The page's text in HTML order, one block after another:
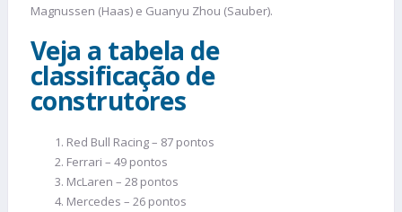
Magnussen (Haas) e Guanyu Zhou (Sauber).
Veja a tabela de
classificação de
construtores
Red Bull Racing – 87 pontos
Ferrari – 49 pontos
McLaren – 28 pontos
Mercedes – 26 pontos